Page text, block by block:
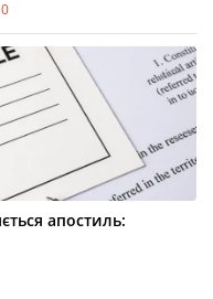
0
апостиль: